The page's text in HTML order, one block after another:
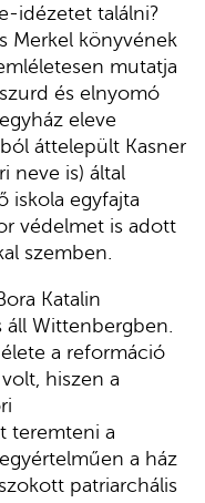
idézetet találni?
Merkel könyvének
mutatja
és elnyomó
eleve
áttelepült Kasner
neve is) által
iskola egyfajta
védelmet is adott
szemben.
Katalin
Wittenbergben.
a reformáció
hiszen a
teremteni a
a ház
patriarchális